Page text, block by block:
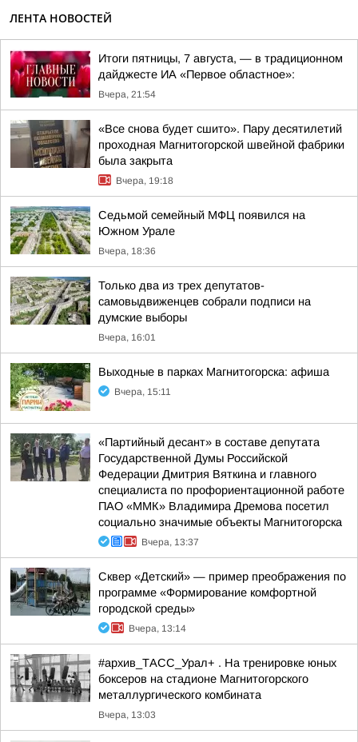
ЛЕНТА НОВОСТЕЙ
Итоги пятницы, 7 августа, — в традиционном
дайджесте ИА «Первое областное»:
Вчера, 21:54
«Все снова будет сшито». Пару десятилетий
проходная Магнитогорской швейной фабрики
была закрыта
Вчера, 19:18
Седьмой семейный МФЦ появился на
Южном Урале
Вчера, 18:36
Только два из трех депутатов-
самовыдвиженцев собрали подписи на
думские выборы
Вчера, 16:01
Выходные в парках Магнитогорска: афиша
Вчера, 15:11
«Партийный десант» в составе депутата
Государственной Думы Российской
Федерации Дмитрия Вяткина и главного
специалиста по профориентационной работе
ПАО «ММК» Владимира Дремова посетил
социально значимые объекты Магнитогорска
Вчера, 13:37
Сквер «Детский» — пример преображения по
программе «Формирование комфортной
городской среды»
Вчера, 13:14
#архив_ТАСС_Урал+ . На тренировке юных
боксеров на стадионе Магнитогорского
металлургического комбината
Вчера, 13:03